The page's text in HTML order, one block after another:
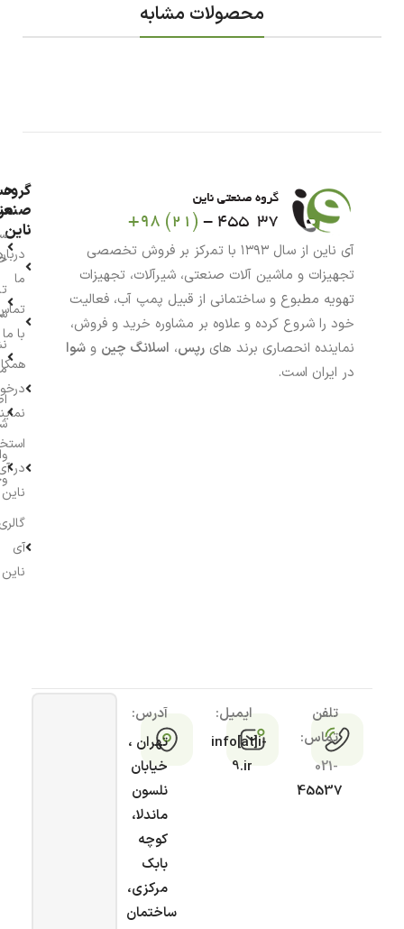
محصولات مشابه
آی ناین از سال ۱۳۹۳ با تمرکز بر فروش تخصصی
تجهیزات و ماشین آلات صنعتی، شیرآلات، تجهیزات
تهویه مطبوع و ساختمانی از قبیل پمپ آب، فعالیت
خود را شروع کرده و علاوه بر مشاوره خرید و فروش،
نماینده انحصاری برند های رپس، اسلانگ چین و شوا
در ایران است.
گروه
ناین
ما
با ما
در
ناین
آی
ناین
تلفن
تماس:
021-
45537
ایمیل:
info[at]i-
9.ir
آدرس:
تهران ،
خیابان
نلسون
ماندلا،
کوچه
بابک
مرکزی،
ساختمان